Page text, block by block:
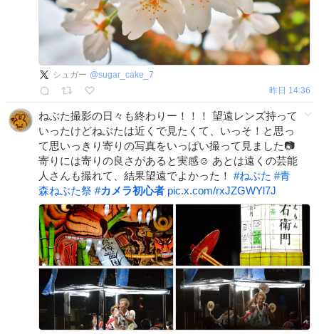
シュガー @sugar_cake_7
昨日 14:36
ねぶた撮影の日々も終わりー！！！ 望遠レンズ持って
いったけどねぶたは近くで見たくて、いっそ！と思っ
て思いっきり寄りの写真をいっぱい撮って見ました📷
寄りには寄りの良さがあると実感☺️ あとは遠くの芸能
人さんも撮れて、結果望遠でよかった！ #ねぶた #青
森ねぶた祭 #カメラ初心者 pic.x.com/rxJZGWYl7J